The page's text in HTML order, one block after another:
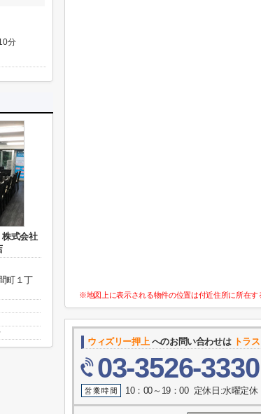
※地図上に表示される物件の位置は付近住所に所在す
ウィズリー押上へのお問い合わせは トラ
03-3526-3330
10：00～19：00 定休日:水曜定休
分
式会社
町１丁